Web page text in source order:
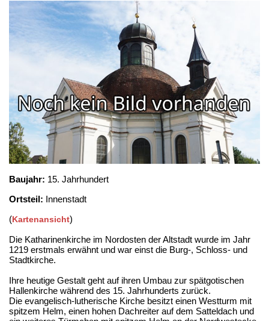
Baujahr: 15. Jahrhundert
Ortsteil: Innenstadt
(Kartenansicht)
Die Katharinenkirche im Nordosten der Altstadt wurde im Jahr
1219 erstmals erwähnt und war einst die Burg-, Schloss- und
Stadtkirche.
Ihre heutige Gestalt geht auf ihren Umbau zur spätgotischen
Hallenkirche während des 15. Jahrhunderts zurück.
Die evangelisch-lutherische Kirche besitzt einen Westturm mit
spitzem Helm, einen hohen Dachreiter auf dem Satteldach und